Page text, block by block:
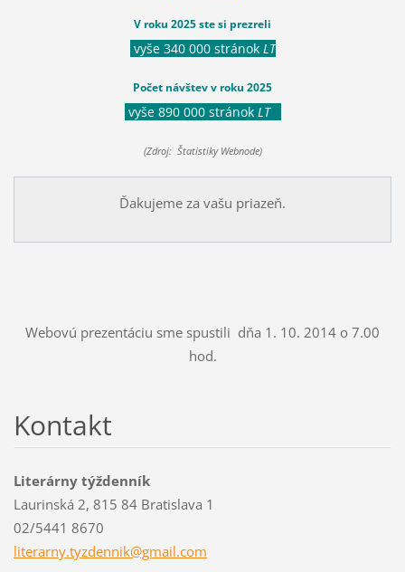
V roku 2025 ste si prezreli
vyše 340 000 stránok LT
Počet návštev v roku 2025
vyše 890 000 stránok LT
(Zdroj: Štatistiky Webnode)
Ďakujeme za vašu priazeň.
Webovú prezentáciu sme spustili dňa 1. 10. 2014 o 7.00
hod.
Kontakt
Literárny týždenník
Laurinská 2, 815 84 Bratislava 1
02/5441 8670
literarny.tyzdennik@gmail.com